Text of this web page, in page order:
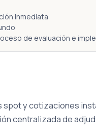
inmediata
de evaluación e
y cotizaciones
centralizada de